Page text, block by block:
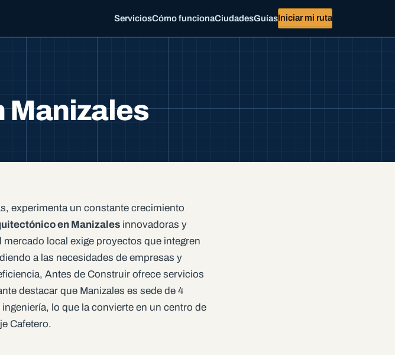
ServiciosCómo funcionaCiudadesGuíasIniciar mi ruta
Manizales
experimenta un constante crecimiento
en Manizales innovadoras y
local exige proyectos que integren
a las necesidades de empresas y
Antes de Construir ofrece servicios
destacar que Manizales es sede de 4
lo que la convierte en un centro de
Cafetero.